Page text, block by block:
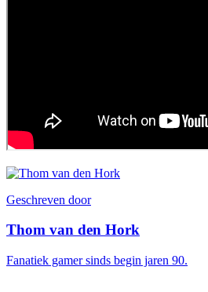
Geschreven door
Thom van den Hork
Fanatiek gamer sinds begin jaren 90.